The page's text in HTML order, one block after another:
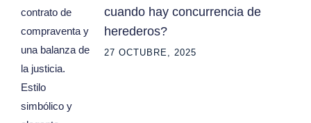
cuando hay concurrencia de
herederos?
27 OCTUBRE, 2025